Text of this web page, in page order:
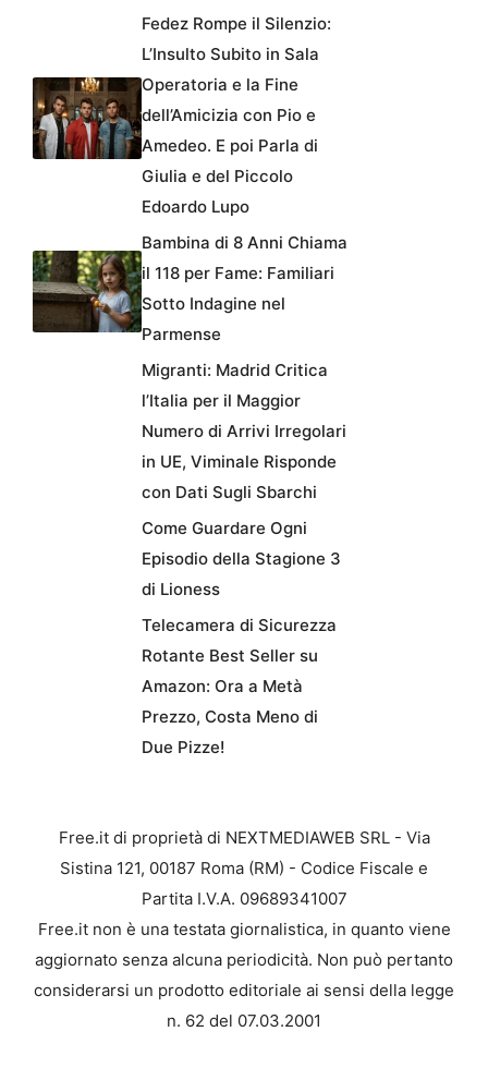
Fedez Rompe il Silenzio:
L’Insulto Subito in Sala
Operatoria e la Fine
dell’Amicizia con Pio e
Amedeo. E poi Parla di
Giulia e del Piccolo
Edoardo Lupo
Bambina di 8 Anni Chiama
il 118 per Fame: Familiari
Sotto Indagine nel
Parmense
Migranti: Madrid Critica
l’Italia per il Maggior
Numero di Arrivi Irregolari
in UE, Viminale Risponde
con Dati Sugli Sbarchi
Come Guardare Ogni
Episodio della Stagione 3
di Lioness
Telecamera di Sicurezza
Rotante Best Seller su
Amazon: Ora a Metà
Prezzo, Costa Meno di
Due Pizze!
Free.it di proprietà di NEXTMEDIAWEB SRL - Via
Sistina 121, 00187 Roma (RM) - Codice Fiscale e
Partita I.V.A. 09689341007
Free.it non è una testata giornalistica, in quanto viene
aggiornato senza alcuna periodicità. Non può pertanto
considerarsi un prodotto editoriale ai sensi della legge
n. 62 del 07.03.2001